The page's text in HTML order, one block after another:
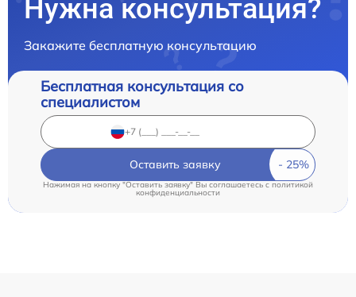
Нужна консультация?
Закажите бесплатную консультацию
Бесплатная консультация со
специалистом
Оставить заявку
Нажимая на кнопку "Оставить заявку" Вы соглашаетесь cполитикой
конфиденциальности